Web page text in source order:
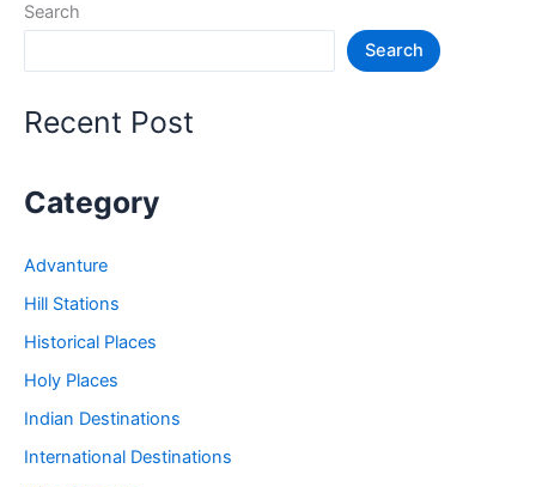
खाना
–
Food
Search
Search
Recent Post
Category
Advanture
Hill Stations
Historical Places
Holy Places
Indian Destinations
International Destinations